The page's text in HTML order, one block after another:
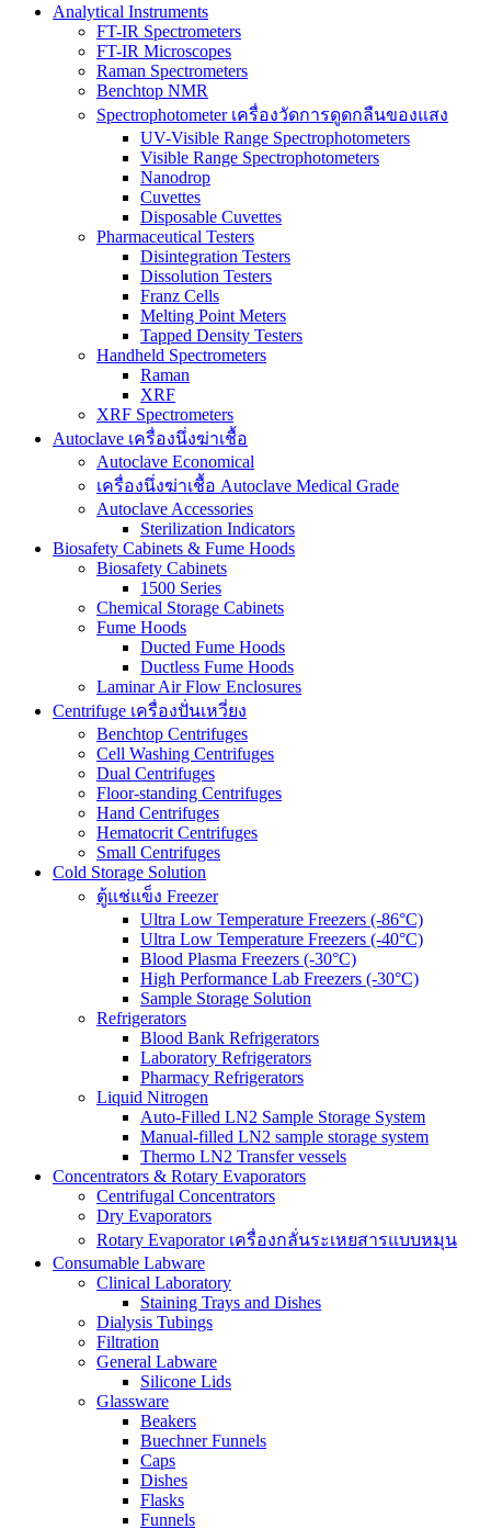
Analytical Instruments
FT-IR Spectrometers
FT-IR Microscopes
Raman Spectrometers
Benchtop NMR
Spectrophotometer เครื่องวัดการดูดกลืนของแสง
UV-Visible Range Spectrophotometers
Visible Range Spectrophotometers
Nanodrop
Cuvettes
Disposable Cuvettes
Pharmaceutical Testers
Disintegration Testers
Dissolution Testers
Franz Cells
Melting Point Meters
Tapped Density Testers
Handheld Spectrometers
Raman
XRF
XRF Spectrometers
Autoclave เครื่องนึ่งฆ่าเชื้อ
Autoclave Economical
เครื่องนึ่งฆ่าเชื้อ Autoclave Medical Grade
Autoclave Accessories
Sterilization Indicators
Biosafety Cabinets & Fume Hoods
Biosafety Cabinets
1500 Series
Chemical Storage Cabinets
Fume Hoods
Ducted Fume Hoods
Ductless Fume Hoods
Laminar Air Flow Enclosures
Centrifuge เครื่องปั่นเหวี่ยง
Benchtop Centrifuges
Cell Washing Centrifuges
Dual Centrifuges
Floor-standing Centrifuges
Hand Centrifuges
Hematocrit Centrifuges
Small Centrifuges
Cold Storage Solution
ตู้แช่แข็ง Freezer
Ultra Low Temperature Freezers (-86°C)
Ultra Low Temperature Freezers (-40°C)
Blood Plasma Freezers (-30°C)
High Performance Lab Freezers (-30°C)
Sample Storage Solution
Refrigerators
Blood Bank Refrigerators
Laboratory Refrigerators
Pharmacy Refrigerators
Liquid Nitrogen
Auto-Filled LN2 Sample Storage System
Manual-filled LN2 sample storage system
Thermo LN2 Transfer vessels
Concentrators & Rotary Evaporators
Centrifugal Concentrators
Dry Evaporators
Rotary Evaporator เครื่องกลั่นระเหยสารแบบหมุน
Consumable Labware
Clinical Laboratory
Staining Trays and Dishes
Dialysis Tubings
Filtration
General Labware
Silicone Lids
Glassware
Beakers
Buechner Funnels
Caps
Dishes
Flasks
Funnels